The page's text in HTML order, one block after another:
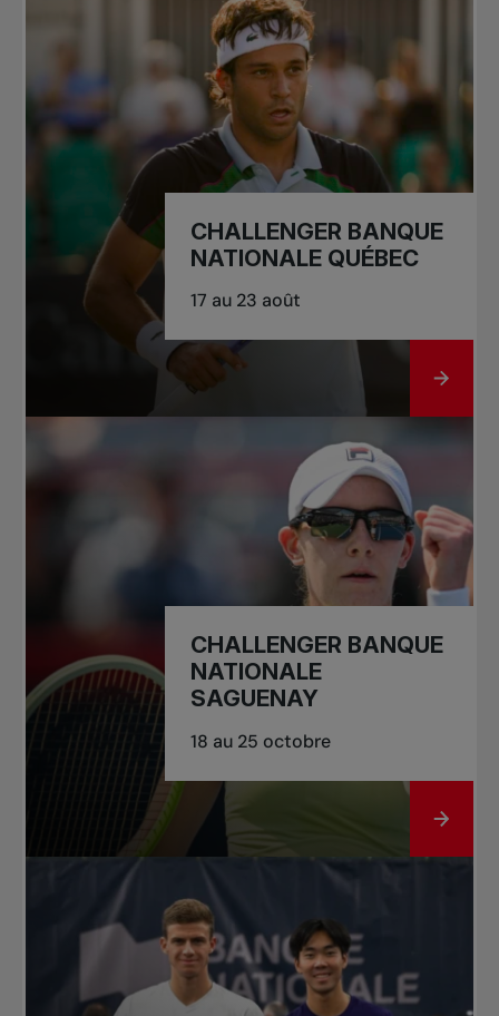
CHALLENGER BANQUE
NATIONALE QUÉBEC
17 au 23 août
ALLER
CHALLENGER BANQUE
NATIONALE
SAGUENAY
18 au 25 octobre
ALLER